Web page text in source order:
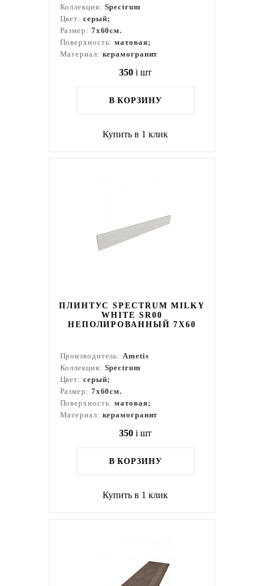
Коллекция: Spectrum
Цвет: серый;
Размер: 7x60см.
Поверхность:матовая;
Материал: керамогранит
350 i шт
В КОРЗИНУ
Купить в 1 клик
ПЛИНТУС SPECTRUM MILKY
WHITE SR00
НЕПОЛИРОВАННЫЙ 7X60
Производитель:Ametis
Коллекция: Spectrum
Цвет: серый;
Размер: 7x60см.
Поверхность:матовая;
Материал: керамогранит
350 i шт
В КОРЗИНУ
Купить в 1 клик